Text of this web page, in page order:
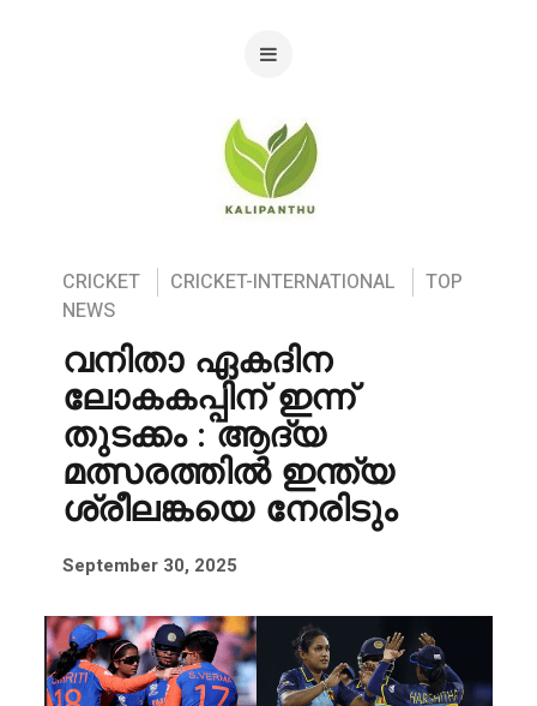
CRICKET CRICKET-INTERNATIONAL
TOP
NEWS
വനിതാ ഏകദിന
ലോകകപ്പിന് ഇന്ന്
തുടക്കം : ആദ്യ
മത്സരത്തിൽ ഇന്ത്യ
ശ്രീലങ്കയെ നേരിടും
September 30, 2025